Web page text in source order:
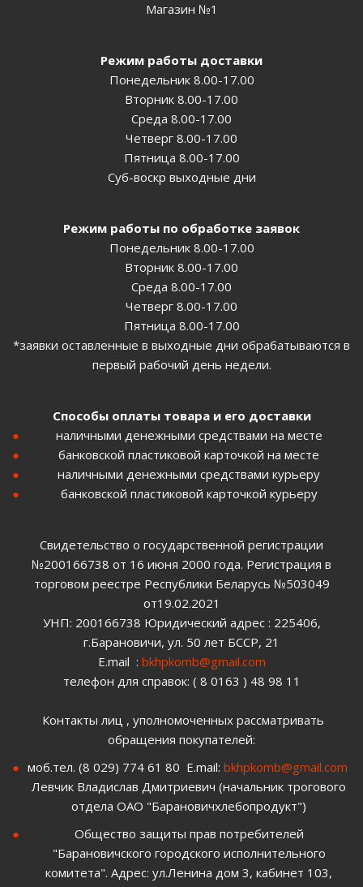
Магазин №1
Режим работы доставки
Понедельник 8.00-17.00
Вторник 8.00-17.00
Среда 8.00-17.00
Четверг 8.00-17.00
Пятница 8.00-17.00
Суб-воскр выходные дни
Режим работы по обработке заявок
Понедельник 8.00-17.00
Вторник 8.00-17.00
Среда 8.00-17.00
Четверг 8.00-17.00
Пятница 8.00-17.00
*заявки оставленные в выходные дни обрабатываются в
первый рабочий день недели.
Способы оплаты товара и его доставки
наличными денежными средствами на месте
банковской пластиковой карточкой на месте
наличными денежными средствами курьеру
банковской пластиковой карточкой курьеру
Свидетельство о государственной регистрации
№200166738 от 16 июня 2000 года. Регистрация в
торговом реестре Республики Беларусь №503049
от19.02.2021
УНП: 200166738 Юридический адрес : 225406,
г.Барановичи, ул. 50 лет БССР, 21
E.mail : bkhpkomb@gmail.com
телефон для справок: ( 8 0163 ) 48 98 11
Контакты лиц , уполномоченных рассматривать
обращения покупателей:
моб.тел. (8 029) 774 61 80 E.mail: bkhpkomb@gmail.com
Левчик Владислав Дмитриевич (начальник трогового
отдела ОАО "Барановичхлебопродукт")
Общество защиты прав потребителей
"Барановичского городского исполнительного
комитета". Адрес: ул.Ленина дом 3, кабинет 103,